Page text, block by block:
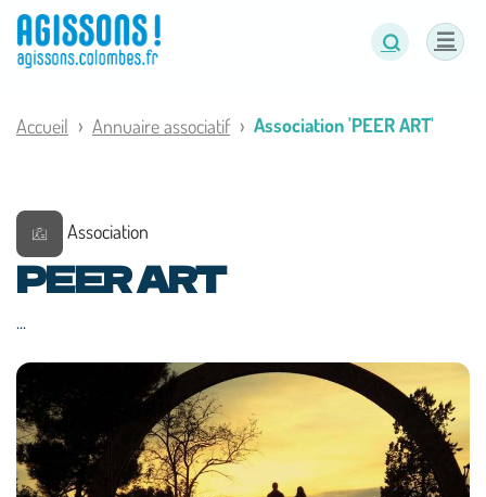
Accueil Annuaire associatif Association 'PEER ART'
Association
PEER ART
...
Panneau de gestion des cookies